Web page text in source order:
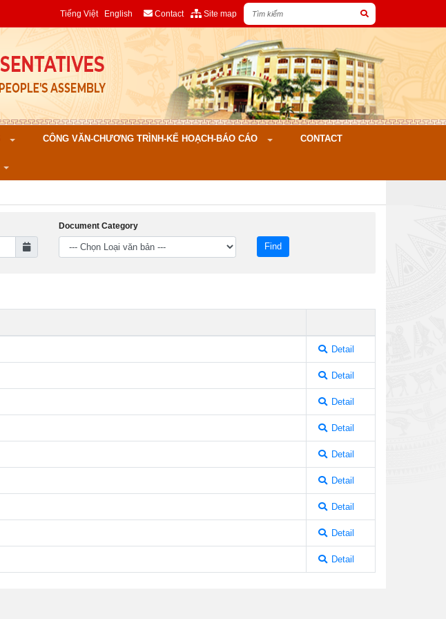
Tiếng Việt English Contact Site map
CÔNG VĂN-CHƯƠNG TRÌNH-KẾ HOẠCH-BÁO CÁO CONTACT
Document Category
Detail
Detail
Detail
Detail
Detail
Detail
Detail
Detail
Detail